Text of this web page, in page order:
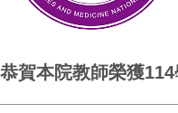
恭賀本院教師榮獲